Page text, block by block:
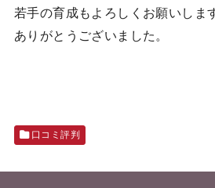
若手の育成もよろしくお願いしま
ありがとうございました。
口コミ評判